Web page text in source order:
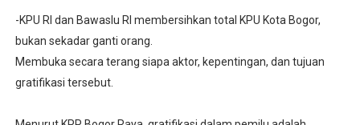
-KPU RI dan Bawaslu RI membersihkan total KPU Kota Bogor,
bukan sekadar ganti orang.
Membuka secara terang siapa aktor, kepentingan, dan tujuan
gratifikasi tersebut.